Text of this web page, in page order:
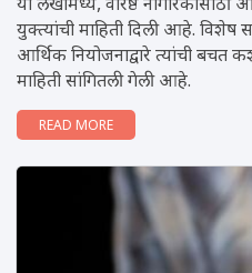
या लेखामध्ये, वरिष्ठ नागरिकांसाठी
युक्त्यांची माहिती दिली आहे.
आर्थिक नियोजनाद्वारे त्यांची बचत
माहिती सांगितली गेली आहे.
READ MORE